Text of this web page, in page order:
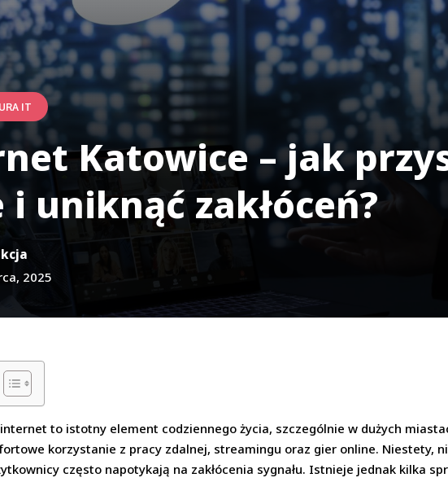
IT
Katowice – jak
i uniknąć zakłóceń?
2025
to istotny element codziennego życia, szczególnie w dużych
korzystanie z pracy zdalnej, streamingu oraz gier online. Niestety,
często napotykają na zakłócenia sygnału. Istnieje jednak kilka